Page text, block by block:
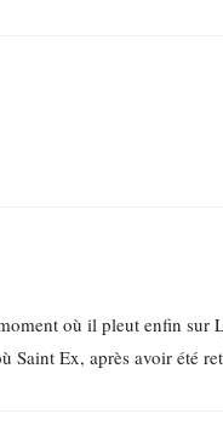
où il pleut enfin sur
Saint Ex, après avoir été